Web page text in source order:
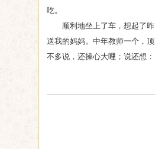
吃。
顺利地坐上了车，想起了昨
送我的妈妈。中年教师一个，
不多说，还操心大哩；说还想